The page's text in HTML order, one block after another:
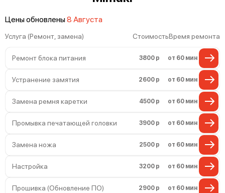
Цены обновлены8 Августа
Услуга (Ремонт, замена) СтоимостьВремя ремонта
Ремонт блока питания 3800 р от 60 мин
Устранение замятия 2600 р от 60 мин
Замена ремня каретки 4500 р от 60 мин
Промывка печатающей головки 3900 р от 60 мин
Замена ножа 2500 р от 60 мин
Настройка 3200 р от 60 мин
Прошивка (Обновление ПО) 2900 р от 60 мин